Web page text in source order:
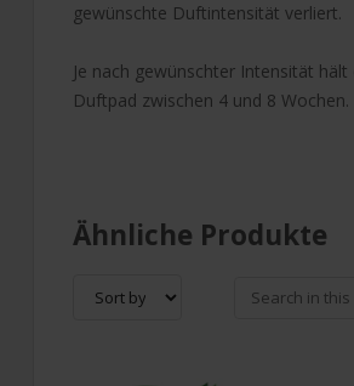
gewünschte Duftintensität verliert.
Je nach gewünschter Intensität
Duftpad zwischen 4 und 8 Wochen.
Ähnliche Produkte